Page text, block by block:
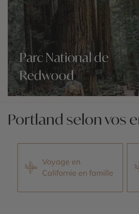
Parc National de
Redwood
Portland selon vos
Voyage en
Californie en famille